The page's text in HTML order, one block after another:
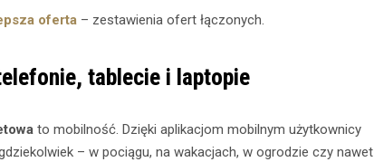
oferta– zestawienia ofert łączonych.
tablecie i laptopie
to mobilność. Dzięki aplikacjom mobilnym użytkownicy
– w pociągu, na wakacjach, w ogrodzie czy nawet